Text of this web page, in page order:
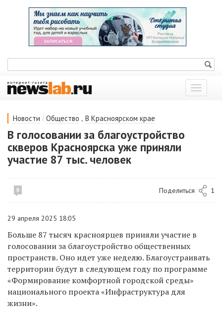
Показать
меню
Новости / Общество , В Красноярском крае
В голосовании за благоустройство
скверов Красноярска уже приняли
участие 87 тыс. человек
0 Поделиться 1
29 апреля 2025 18:05
Больше 87 тысяч красноярцев приняли участие в
голосовании за благоустройство общественных
пространств. Оно идет уже неделю. Благоустраивать
территории будут в следующем году по программе
«Формирование комфортной городской среды»
национального проекта «Инфраструктура для
жизни».